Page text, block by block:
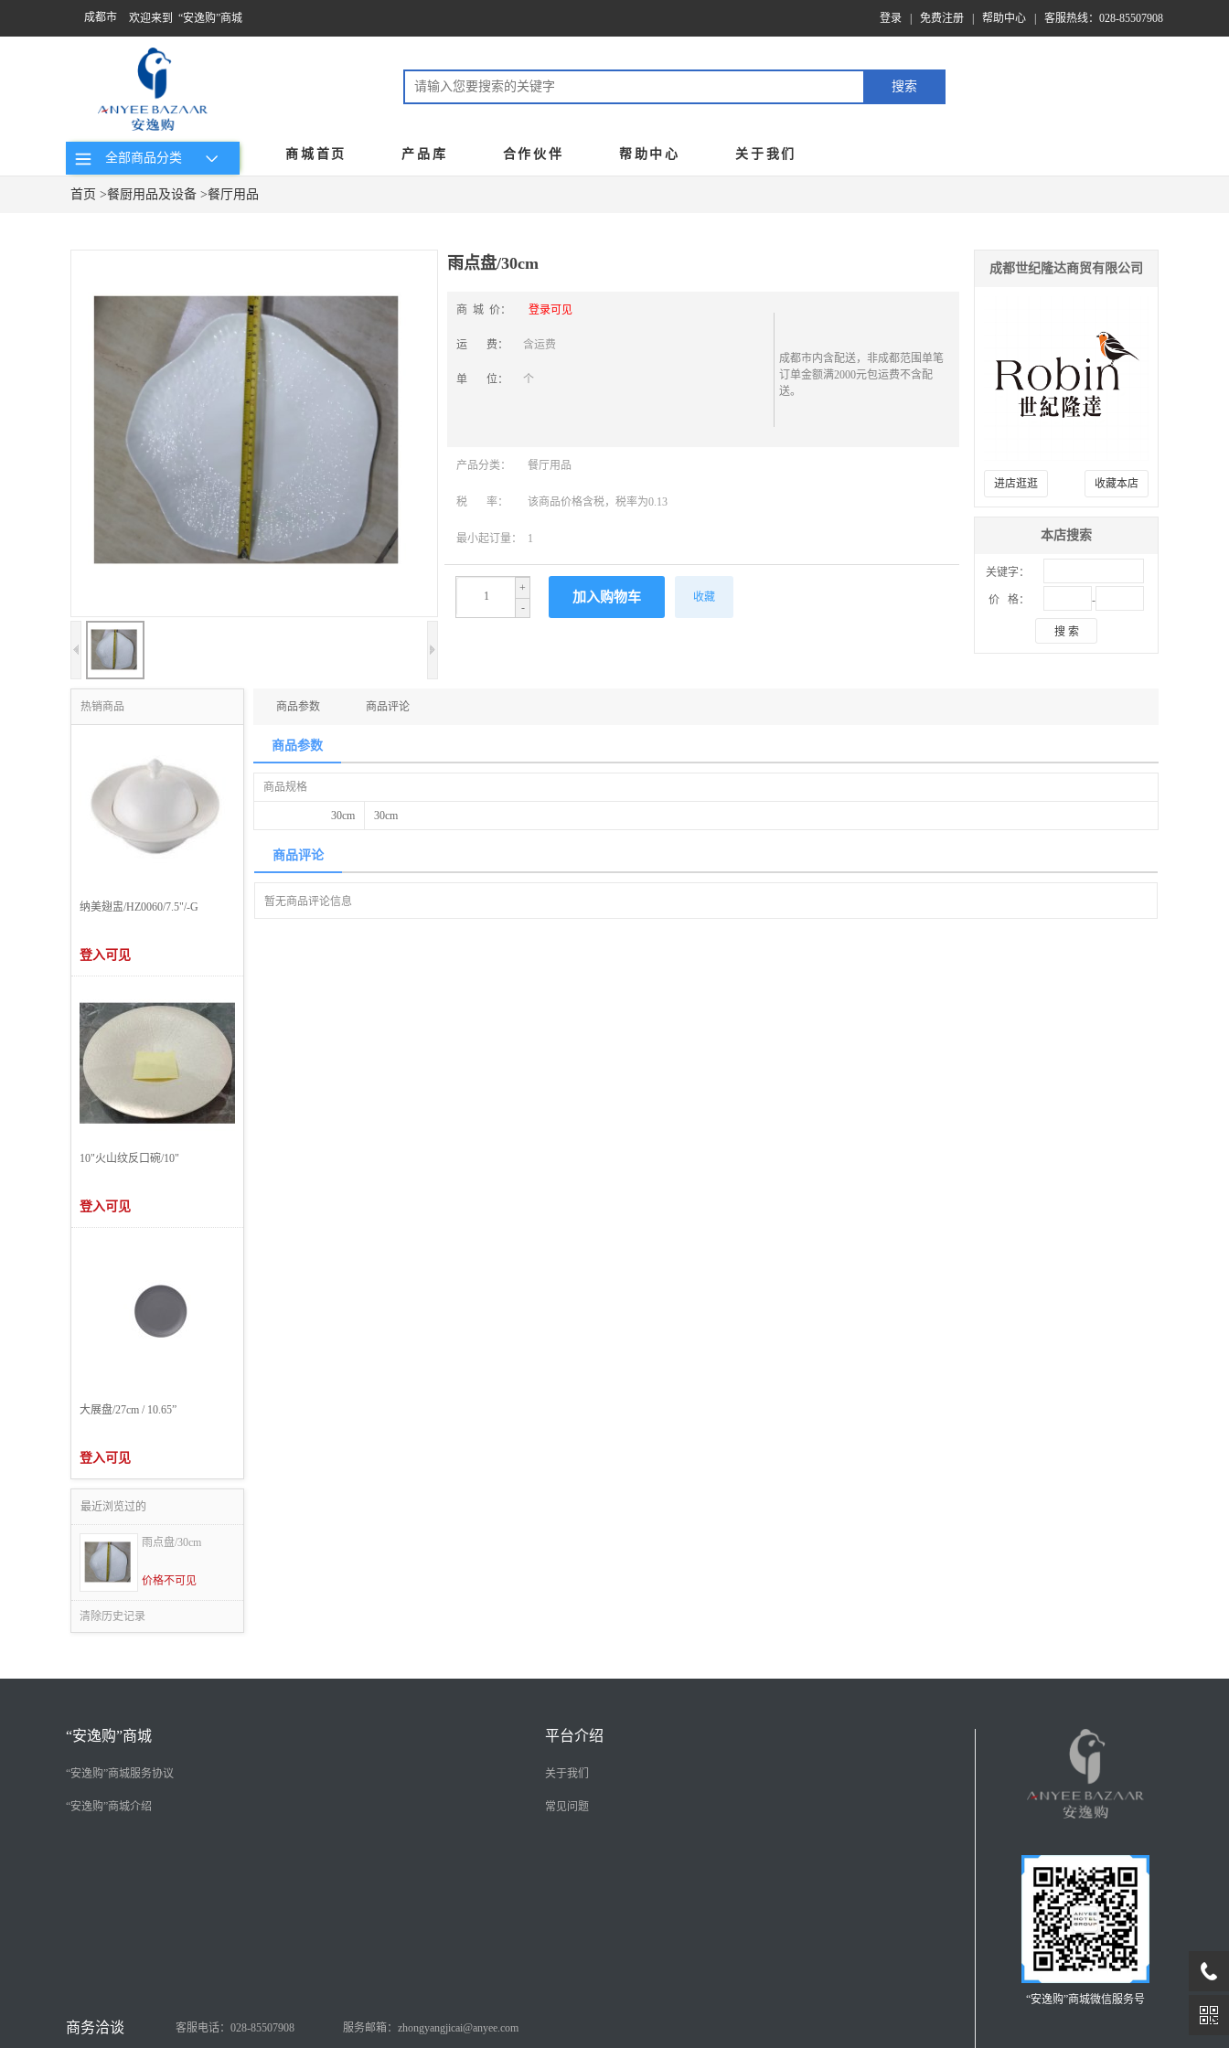
成都市 欢迎来到 “安逸购”商城 登录 免费注册 帮助中心 客服热线：028-85507908
全部商品分类 商城首页 产品库 合作伙伴 帮助中心 关于我们
首页 >餐厨用品及设备 >餐厅用品
雨点盘/30cm
商 城 价： 登录可见
运 费： 含运费
单 位： 个
成都市内含配送，非成都范围单笔
订单金额满2000元包运费不含配
送。
产品分类： 餐厅用品
税 率： 该商品价格含税，税率为0.13
最小起订量： 1
-
+
收藏
成都世纪隆达商贸有限公司
进店逛逛 收藏本店
本店搜索
关键字：
价 格： -
搜 索
热销商品
纳美翅盅/HZ0060/7.5"/-G
登入可见
10"火山纹反口碗/10"
登入可见
大展盘/27cm / 10.65”
登入可见
最近浏览过的
雨点盘/30cm
价格不可见
清除历史记录
商品参数 商品评论
商品参数
商品规格
30cm 30cm
商品评论
暂无商品评论信息
“安逸购”商城
“安逸购”商城服务协议
“安逸购”商城介绍
平台介绍
关于我们
常见问题
“安逸购”商城微信服务号
客服电话：028-85507908 服务邮箱：zhongyangjicai@anyee.com